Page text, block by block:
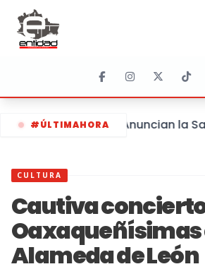
#ÚLTIMAHORA Anuncian la
CULTURA
Cautiva
Oaxaqueñísimas
Alameda de León